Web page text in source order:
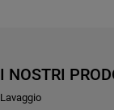
I NOSTRI
Lavaggio